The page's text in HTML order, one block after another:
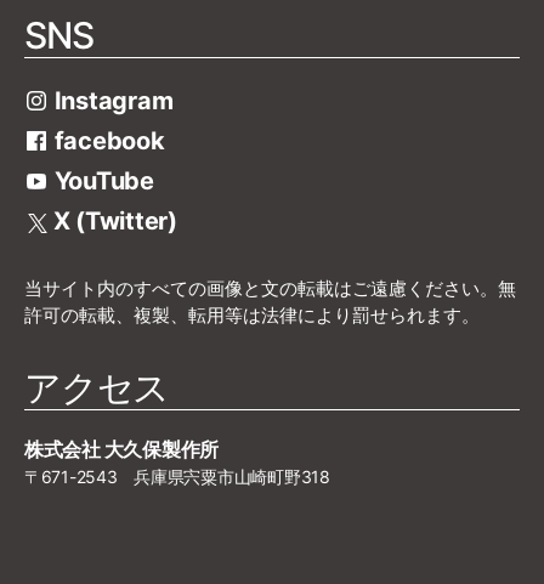
SNS
Instagram
facebook
YouTube
X (Twitter)
当サイト内のすべての画像と文の転載はご遠慮ください。無
許可の転載、複製、転用等は法律により罰せられます。
アクセス
株式会社 大久保製作所
〒671-2543 兵庫県宍粟市山崎町野318